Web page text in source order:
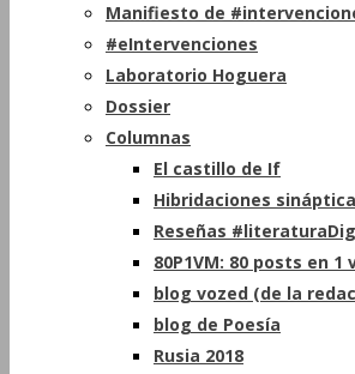
Manifiesto de
#eIntervenciones
Laboratorio Hoguera
Dossier
Columnas
El castillo de If
Hibridaciones
Reseñas
80P1VM: 80 posts en
blog vozed (de la
blog de Poesía
Rusia 2018